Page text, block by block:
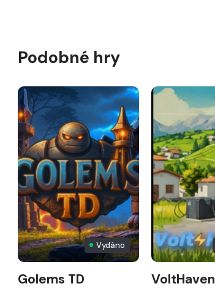
Podobné hry
Vydáno
Golems TD VoltHaven